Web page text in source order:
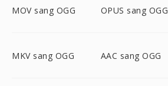
MOV sang OGG OPUS sang OGG
MKV sang OGG AAC sang OGG